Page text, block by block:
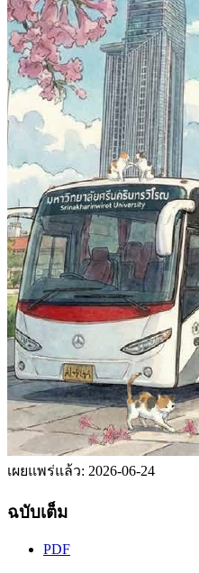
เผยแพร่แล้ว: 2026-06-24
ฉบับเต็ม
PDF